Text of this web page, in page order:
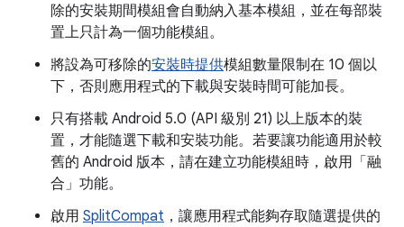
除的安裝期間模組會自動納入基本模組，並在每部裝
置上只計為一個功能模組。
將設為可移除的安裝時提供模組數量限制在 10 個以
下，否則應用程式的下載與安裝時間可能加長。
只有搭載 Android 5.0 (API 級別 21) 以上版本的裝
置，才能隨選下載和安裝功能。若要讓功能適用於較
舊的 Android 版本，請在建立功能模組時，啟用「融
合」 功能。
啟用 SplitCompat ，讓應用程式能夠存取隨選提供的